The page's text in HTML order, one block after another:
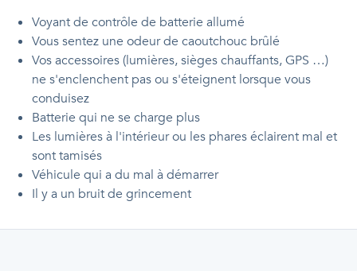
Voyant de contrôle de batterie allumé
Vous sentez une odeur de caoutchouc brûlé
Vos accessoires (lumières, sièges chauffants, GPS …)
ne s'enclenchent pas ou s'éteignent lorsque vous
conduisez
Batterie qui ne se charge plus
Les lumières à l'intérieur ou les phares éclairent mal et
sont tamisés
Véhicule qui a du mal à démarrer
Il y a un bruit de grincement